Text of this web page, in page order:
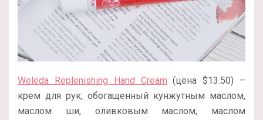
Weleda Replenishing Hand Cream (цена $13.50) –
крем для рук, обогащенный кунжутным маслом,
маслом ши, оливковым маслом, маслом